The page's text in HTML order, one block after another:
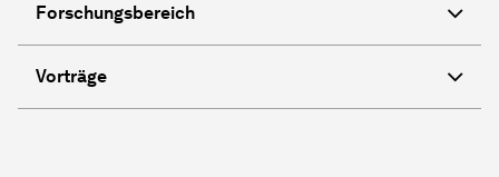
Forschungsbereich
Vorträge